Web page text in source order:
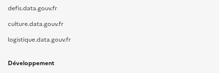
defis.data.gouv.fr
culture.data.gouv.fr
logistique.data.gouv.fr
Développement